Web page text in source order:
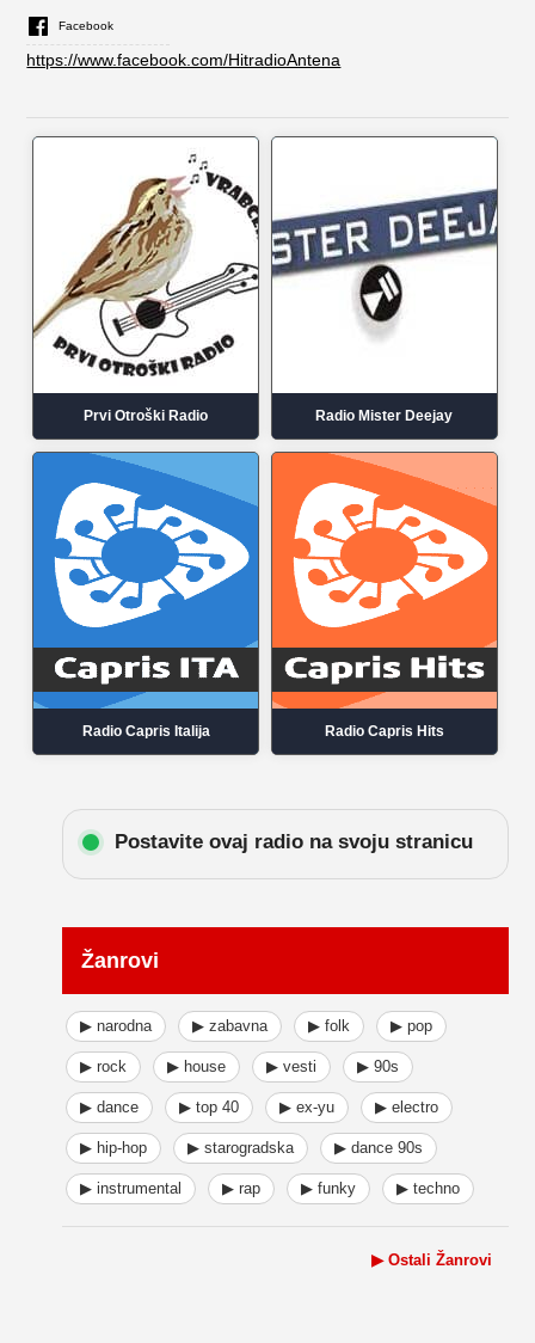
Facebook
https://www.facebook.com/HitradioAntena
Prvi Otroški Radio Radio Mister Deejay
Radio Capris Italija Radio Capris Hits
Postavite ovaj radio na svoju stranicu
Žanrovi
▶ narodna ▶ zabavna ▶ folk ▶ pop
▶ rock ▶ house ▶ vesti ▶ 90s
▶ dance ▶ top 40 ▶ ex-yu ▶ electro
▶ hip-hop ▶ starogradska ▶ dance 90s
▶ instrumental ▶ rap ▶ funky ▶ techno
▶ Ostali Žanrovi